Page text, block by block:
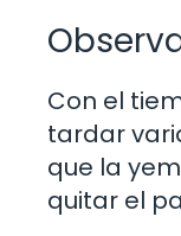
Con el
tardar
que la
quitar el